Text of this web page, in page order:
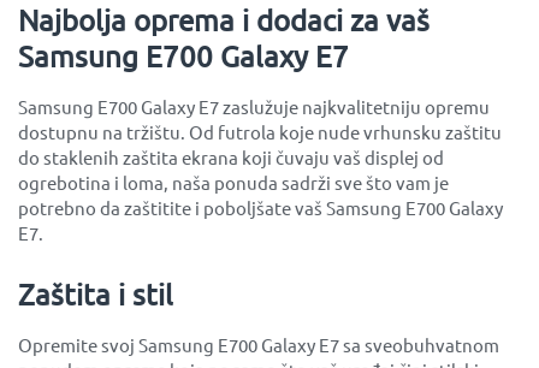
Najbolja oprema i dodaci za vaš
Samsung E700 Galaxy E7
Samsung E700 Galaxy E7 zaslužuje najkvalitetniju opremu
dostupnu na tržištu. Od futrola koje nude vrhunsku zaštitu
do staklenih zaštita ekrana koji čuvaju vaš displej od
ogrebotina i loma, naša ponuda sadrži sve što vam je
potrebno da zaštitite i poboljšate vaš Samsung E700 Galaxy
E7.
Zaštita i stil
Opremite svoj Samsung E700 Galaxy E7 sa sveobuhvatnom